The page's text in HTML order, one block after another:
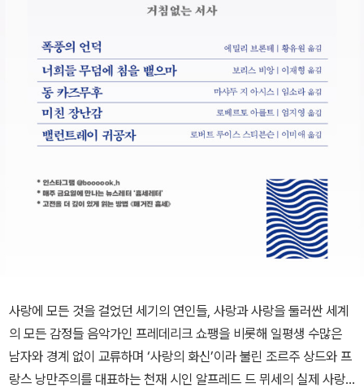
사랑에 모든 것을 걸었던 세기의 연인들, 사랑과 사랑을 둘러싼 세계
의 모든 감정들 음악가인 프레데리크 쇼팽을 비롯해 일평생 수많은
남자와 경계 없이 교류하며 ‘사랑의 화신’이라 불린 조르주 상드와 프
랑스 낭만주의를 대표하는 천재 시인 알프레드 드 뮈세의 실제 사랑